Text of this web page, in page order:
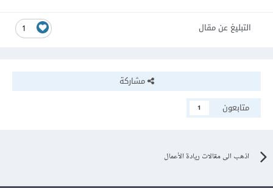
1 التبليغ عن مقال
مشاركة
متابعون
1
اذهب الى مقالات ريادة الأعمال